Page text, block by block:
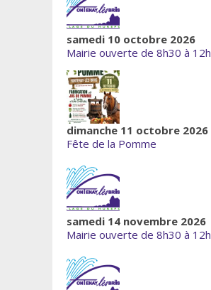
samedi 10 octobre 2026
Mairie ouverte de 8h30 à 12h
dimanche 11 octobre 2026
Fête de la Pomme
samedi 14 novembre 2026
Mairie ouverte de 8h30 à 12h